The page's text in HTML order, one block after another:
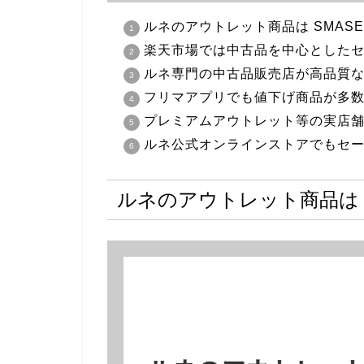
ルネのアウトレット商品は
楽天市場では中古品を中心とした
ルネ専門の中古品販売店が高品質
フリマアプリでも値下げ商品が多
プレミアムアウトレット等の実店
ルネ公式オンラインストアでもセ
ルネのアウトレット商品